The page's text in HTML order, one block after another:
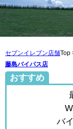
セブンイレブン店舗Top
藤島バイパス店
おすすめ
バ